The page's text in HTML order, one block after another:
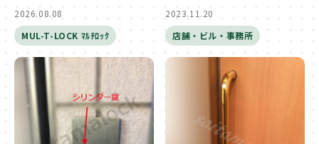
2026.08.08
MUL-T-LOCK ﾏﾙﾁﾛｯｸ
2023.11.20
店舗・ビル・事務所